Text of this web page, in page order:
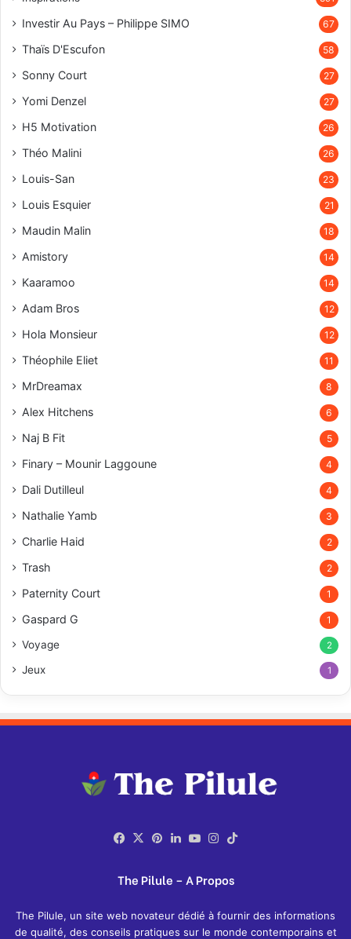
Investir Au Pays – Philippe SIMO 67
Thaïs D'Escufon 58
Sonny Court 27
Yomi Denzel 27
H5 Motivation 26
Théo Malini 26
Louis-San 23
Louis Esquier 21
Maudin Malin 18
Amistory 14
Kaaramoo 14
Adam Bros 12
Hola Monsieur 12
Théophile Eliet 11
MrDreamax 8
Alex Hitchens 6
Naj B Fit 5
Finary – Mounir Laggoune 4
Dali Dutilleul 4
Nathalie Yamb 3
Charlie Haid 2
Trash 2
Paternity Court 1
Gaspard G 1
Voyage 2
Jeux 1
Facebook
X Pinterest
Linkedin
YouTubeInstagram
The Pilule – A Propos
The Pilule, un site web novateur dédié à fournir des informations
de qualité, des conseils pratiques sur le monde contemporains et